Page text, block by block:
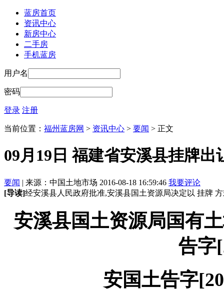
蓝房首页
资讯中心
新房中心
二手房
手机蓝房
用户名
密码
登录 注册
当前位置： 福州蓝房网 > 资讯中心 > 要闻 > 正文
09月19日 福建省安溪县挂牌出
要闻 | 来源：中国土地市场 2016-08-18 16:59:46 我要评论
[导读]经安溪县人民政府批准,安溪县国土资源局决定以 挂牌
安溪县国土资源局国有
告字
安国土告字